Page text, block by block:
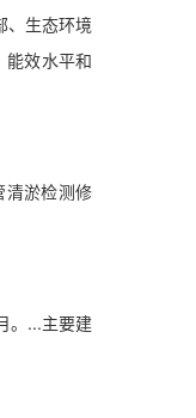
、生态环境
能效水平和
淤检测修
。...主要建